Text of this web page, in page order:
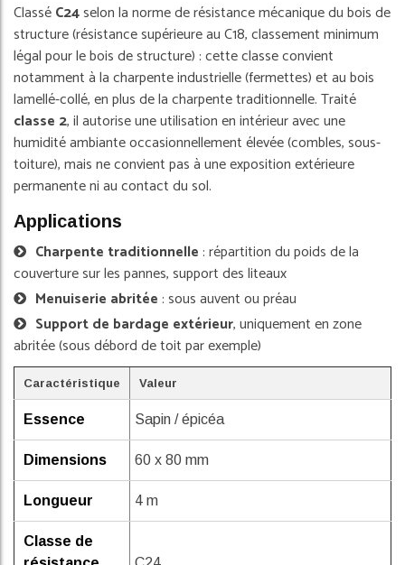
ClasséC24selon la norme de résistance mécanique du bois de
structure (résistance supérieure au C18, classement minimum
légal pour le bois de structure) : cette classe convient
notamment à la charpente industrielle (fermettes) et au bois
lamellé-collé, en plus de la charpente traditionnelle. Traité
classe 2, il autorise une utilisation en intérieur avec une
humidité ambiante occasionnellement élevée (combles, sous-
toiture), mais ne convient pas à une exposition extérieure
permanente ni au contact du sol.
Applications
Charpente traditionnelle : répartition du poids de la
couverture sur les pannes, support des liteaux
Menuiserie abritée : sous auvent ou préau
Support de bardage extérieur, uniquement en zone
abritée (sous débord de toit par exemple)
Caractéristique Valeur
Essence Sapin / épicéa
Dimensions 60 x 80 mm
Longueur 4 m
Classe de